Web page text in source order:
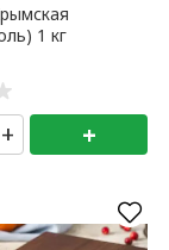
1 кг
+ +